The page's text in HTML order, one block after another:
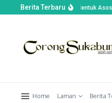
Berita Terbaru
Tak Hanya Bentuk Asosiasi,
Home Laman Berita